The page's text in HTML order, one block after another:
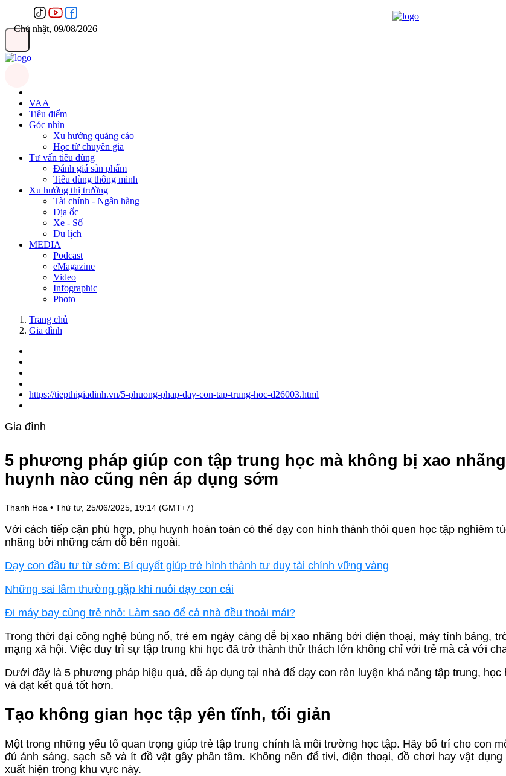
Chủ nhật, 09/08/2026
VAA
Tiêu điểm
Góc nhìn
Xu hướng quảng cáo
Học từ chuyên gia
Tư vấn tiêu dùng
Đánh giá sản phẩm
Tiêu dùng thông minh
Xu hướng thị trường
Tài chính - Ngân hàng
Địa ốc
Xe - Số
Du lịch
MEDIA
Podcast
eMagazine
Video
Infographic
Photo
Trang chủ
Gia đình
https://tiepthigiadinh.vn/5-phuong-phap-day-con-tap-trung-hoc-d26003.html
Gia đình
5 phương pháp giúp con tập trung học mà không bị xao
huynh nào cũng nên áp dụng sớm
Thanh Hoa • Thứ tư, 25/06/2025, 19:14 (GMT+7)
Với cách tiếp cận phù hợp, phụ huynh hoàn toàn có thể dạy con hình thành thói quen học tập nghiêm
nhãng bởi những cám dỗ bên ngoài.
Dạy con đầu tư từ sớm: Bí quyết giúp trẻ hình thành tư duy tài chính vững vàng
Những sai lầm thường gặp khi nuôi dạy con cái
Đi máy bay cùng trẻ nhỏ: Làm sao để cả nhà đều thoải mái?
Trong thời đại công nghệ bùng nổ, trẻ em ngày càng dễ bị xao nhãng bởi điện thoại, máy tính bảng,
mạng xã hội. Việc duy trì sự tập trung khi học đã trở thành thử thách lớn không chỉ với trẻ mà cả với
Dưới đây là 5 phương pháp hiệu quả, dễ áp dụng tại nhà để dạy con rèn luyện khả năng tập trung, học
và đạt kết quả tốt hơn.
Tạo không gian học tập yên tĩnh, tối giản
Một trong những yếu tố quan trọng giúp trẻ tập trung chính là môi trường học tập. Hãy bố trí cho con
đủ ánh sáng, sạch sẽ và ít đồ vật gây phân tâm. Không nên để tivi, điện thoại, đồ chơi hay vật dụng
xuất hiện trong khu vực này.